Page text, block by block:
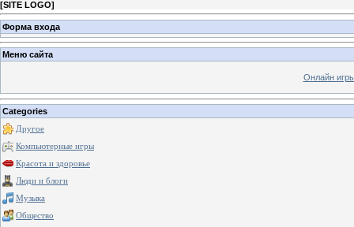
[SITE LOGO]
Форма входа
Меню сайта
Онлайн
Categories
Другое
Компьютерные игры
Красота и здоровье
Люди и блоги
Музыка
Общество